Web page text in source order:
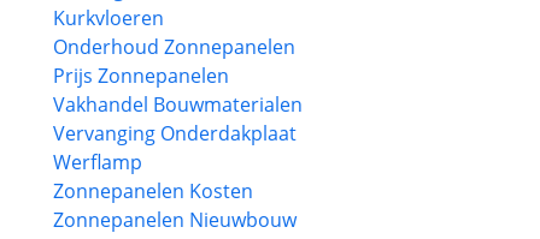
Kurkvloeren
Onderhoud Zonnepanelen
Prijs Zonnepanelen
Vakhandel Bouwmaterialen
Vervanging Onderdakplaat
Werflamp
Zonnepanelen Kosten
Zonnepanelen Nieuwbouw